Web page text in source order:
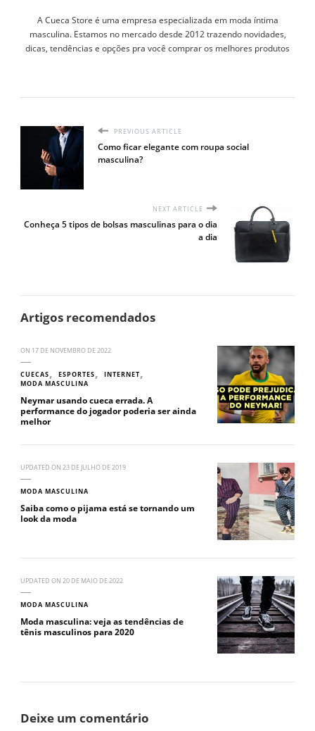
A Cueca Store é uma empresa especializada em moda íntima
masculina. Estamos no mercado desde 2012 trazendo novidades,
dicas, tendências e opções pra você comprar os melhores produtos
PREVIOUS ARTICLE
Como ficar elegante com roupa social
masculina?
NEXT ARTICLE
Conheça 5 tipos de bolsas masculinas para o dia
a dia
Artigos recomendados
ON 17 DE NOVEMBRO DE 2022
CUECAS ESPORTES
INTERNET
MODA MASCULINA
Neymar usando cueca errada. A
performance do jogador poderia ser ainda
melhor
UPDATED ON 23 DE JULHO DE 2019
MODA MASCULINA
Saiba como o pijama está se tornando um
look da moda
UPDATED ON 20 DE MAIO DE 2022
MODA MASCULINA
Moda masculina: veja as tendências de
tênis masculinos para 2020
Deixe um comentário